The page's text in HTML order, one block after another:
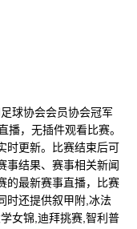
球协会会员协会冠军
播，无插件观看比赛。
时更新。比赛结束后可
事结果、赛事相关新闻
的最新赛事直播，比赛
时还提供叙甲附,冰法
女锦,迪拜挑赛,智利普